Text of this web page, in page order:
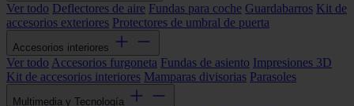
Ver todo Deflectores de aire Fundas para coche Guardabarros Kit de
accesorios exteriores Protectores de umbral de puerta
Accesorios interiores
Ver todo Accesorios furgoneta Fundas de asiento Impresiones 3D
Kit de accesorios interiores Mamparas divisorias Parasoles
Multimedia y Tecnología